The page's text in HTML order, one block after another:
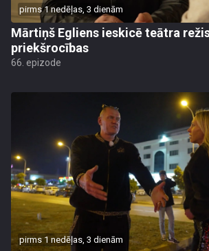
pirms 1 nedēļas, 3 dienām
Mārtiņš Egliens ieskicē teātra
priekšrocības
66. epizode
pirms 1 nedēļas, 3 dienām